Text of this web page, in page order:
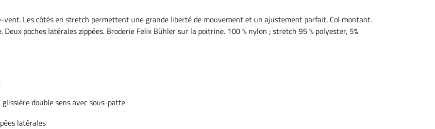
Les côtés en stretch permettent une grande liberté de mouvement et un ajustement parfait. Col montant.
poches latérales zippées. Broderie Felix Bühler sur la poitrine. 100 % nylon ; stretch 95 % polyester, 5%
double sens avec sous-patte
latérales